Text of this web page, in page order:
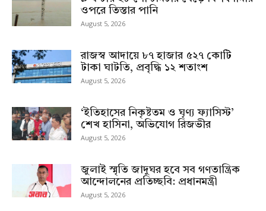
ওপরে তিস্তার পানি
August 5, 2026
রাজস্ব আদায়ে ৮৭ হাজার ৫২৭ কোটি
টাকা ঘাটতি, প্রবৃদ্ধি ১২ শতাংশ
August 5, 2026
‘ইতিহাসের নিকৃষ্টতম ও ঘৃণ্য ফ্যাসিস্ট’
শেখ হাসিনা, অভিযোগ রিজভীর
August 5, 2026
জুলাই স্মৃতি জাদুঘর হবে সব গণতান্ত্রিক
আন্দোলনের প্রতিচ্ছবি: প্রধানমন্ত্রী
August 5, 2026